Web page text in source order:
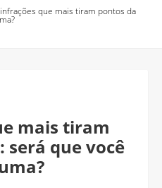
que mais tiram pontos da
mais tiram
será que você